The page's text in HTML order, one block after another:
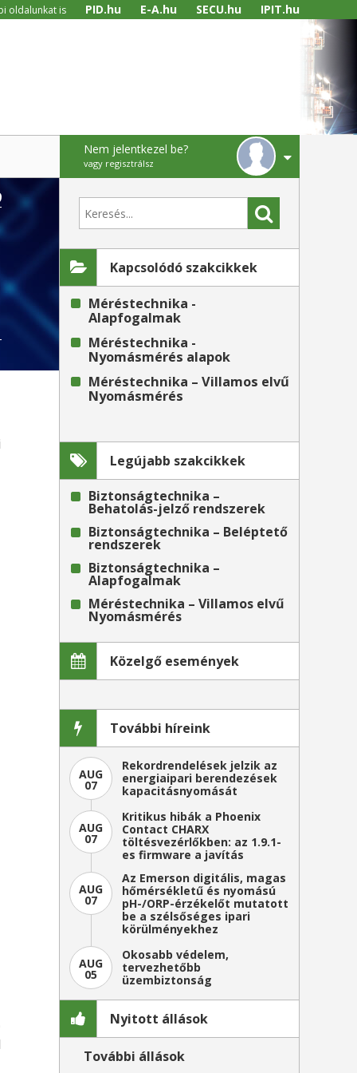
oldalunkat is PID.hu E-A.hu SECU.hu IPIT.hu
Nem jelentkezel be?
vagy regisztrálsz
Kapcsolódó szakcikkek
Méréstechnika -
Alapfogalmak
Méréstechnika -
Nyomásmérés alapok
Méréstechnika – Villamos elvű
Nyomásmérés
Legújabb szakcikkek
Biztonságtechnika –
Behatolás-jelző rendszerek
Biztonságtechnika – Beléptető
rendszerek
Biztonságtechnika –
Alapfogalmak
Méréstechnika – Villamos elvű
Nyomásmérés
Közelgő események
További híreink
AUG
07
Rekordrendelések jelzik az
energiaipari berendezések
kapacitásnyomását
AUG
07
Kritikus hibák a Phoenix
Contact CHARX
töltésvezérlőkben: az 1.9.1-
es firmware a javítás
AUG
07
Az Emerson digitális, magas
hőmérsékletű és nyomású
pH-/ORP-érzékelőt mutatott
be a szélsőséges ipari
körülményekhez
AUG
05
Okosabb védelem,
tervezhetőbb
üzembiztonság
Nyitott állások
További állások